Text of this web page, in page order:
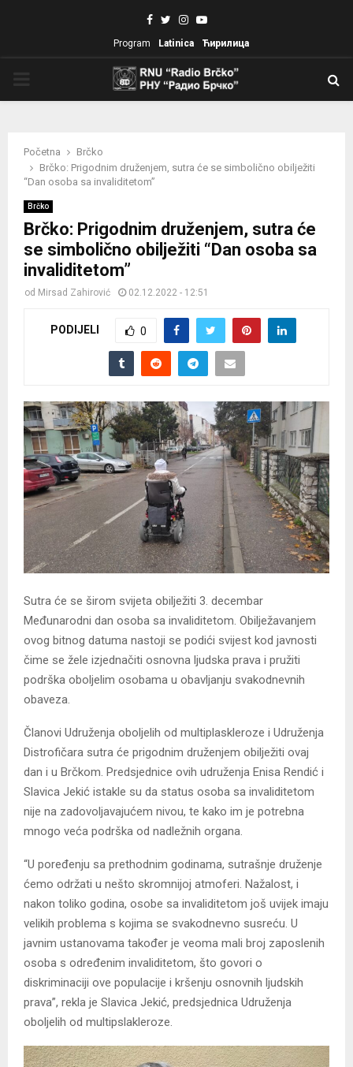
Facebook
TwitterInstagram
Youtube
Program Latinica Ћирилица
Početna
Brčko
Brčko: Prigodnim druženjem, sutra će se simbolično obilježiti
“Dan osoba sa invaliditetom”
Brčko
Brčko: Prigodnim druženjem, sutra će
se simbolično obilježiti “Dan osoba sa
invaliditetom”
od Mirsad Zahirović 02.12.2022 - 12:51
PODIJELI 0
Sutra će se širom svijeta obilježiti 3. decembar
Međunarodni dan osoba sa invaliditetom. Obilježavanjem
ovog bitnog datuma nastoji se podići svijest kod javnosti
čime se žele izjednačiti osnovna ljudska prava i pružiti
podrška oboljelim osobama u obavljanju svakodnevnih
obaveza.
Članovi Udruženja oboljelih od multiplaskleroze i Udruženja
Distrofičara sutra će prigodnim druženjem obilježiti ovaj
dan i u Brčkom. Predsjednice ovih udruženja Enisa Rendić i
Slavica Jekić istakle su da status osoba sa invaliditetom
nije na zadovoljavajućem nivou, te kako im je potrebna
mnogo veća podrška od nadležnih organa.
“U poređenju sa prethodnim godinama, sutrašnje druženje
ćemo održati u nešto skromnijoj atmoferi. Nažalost, i
nakon toliko godina, osobe sa invaliditetom još uvijek imaju
velikih problema s kojima se svakodnevno susreću. U
javnim ustanovama također je veoma mali broj zaposlenih
osoba s određenim invaliditetom, što govori o
diskriminaciji ove populacije i kršenju osnovnih ljudskih
prava”, rekla je Slavica Jekić, predsjednica Udruženja
oboljelih od multipslakleroze.